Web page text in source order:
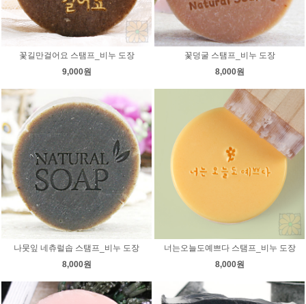
꽃길만걸어요 스탬프_비누 도장
9,000원
꽃덩굴 스탬프_비누 도장
8,000원
나뭇잎 네츄럴솝 스탬프_비누 도장
8,000원
너는오늘도예쁘다 스탬프_비누 도장
8,000원